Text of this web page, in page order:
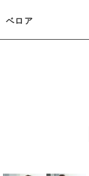
ベロア